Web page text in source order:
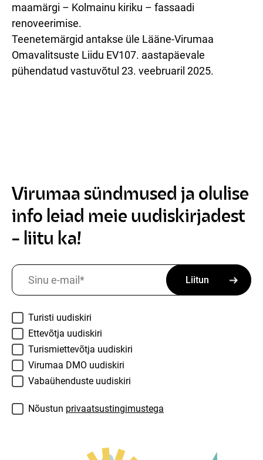
maamärgi – Kolmainu kiriku – fassaadi
renoveerimise.
Teenetemärgid antakse üle Lääne-Virumaa
Omavalitsuste Liidu EV107. aastapäevale
pühendatud vastuvõtul 23. veebruaril 2025.
Virumaa sündmused ja olulise
info leiad meie uudiskirjadest
- liitu ka!
Sinu e-mail*
Teemad*
Turisti uudiskiri
Ettevõtja uudiskiri
Turismiettevõtja uudiskiri
Virumaa DMO uudiskiri
Vabaühenduste uudiskiri
Consent*
Nõustun privaatsustingimustega